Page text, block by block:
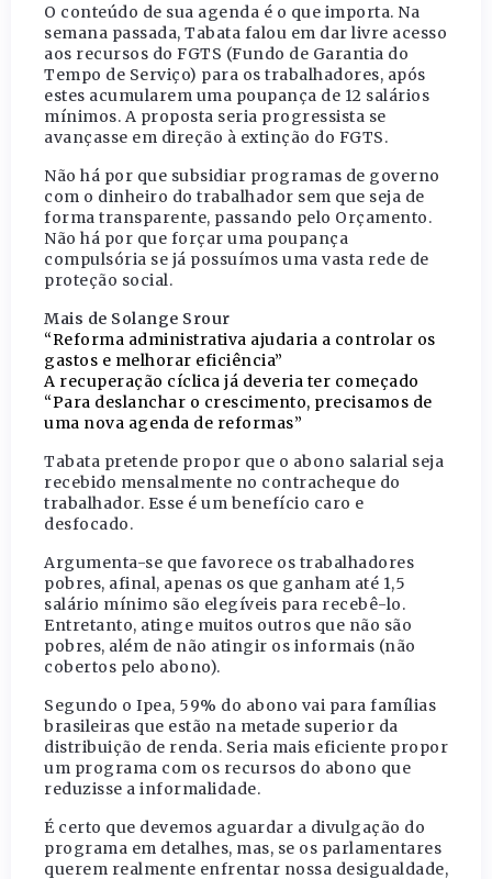
O conteúdo de sua agenda é o que importa. Na
semana passada, Tabata falou em dar livre acesso
aos recursos do FGTS (Fundo de Garantia do
Tempo de Serviço) para os trabalhadores, após
estes acumularem uma poupança de 12 salários
mínimos. A proposta seria progressista se
avançasse em direção à extinção do FGTS.
Não há por que subsidiar programas de governo
com o dinheiro do trabalhador sem que seja de
forma transparente, passando pelo Orçamento.
Não há por que forçar uma poupança
compulsória se já possuímos uma vasta rede de
proteção social.
Mais de Solange Srour
“Reforma administrativa ajudaria a controlar os
gastos e melhorar eficiência”
A recuperação cíclica já deveria ter começado
“Para deslanchar o crescimento, precisamos de
uma nova agenda de reformas”
Tabata pretende propor que o abono salarial seja
recebido mensalmente no contracheque do
trabalhador. Esse é um benefício caro e
desfocado.
Argumenta-se que favorece os trabalhadores
pobres, afinal, apenas os que ganham até 1,5
salário mínimo são elegíveis para recebê-lo.
Entretanto, atinge muitos outros que não são
pobres, além de não atingir os informais (não
cobertos pelo abono).
Segundo o Ipea, 59% do abono vai para famílias
brasileiras que estão na metade superior da
distribuição de renda. Seria mais eficiente propor
um programa com os recursos do abono que
reduzisse a informalidade.
É certo que devemos aguardar a divulgação do
programa em detalhes, mas, se os parlamentares
querem realmente enfrentar nossa desigualdade,